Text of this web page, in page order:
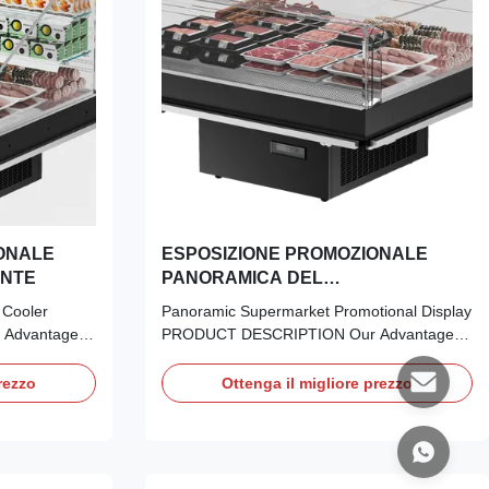
a
products,
ESPOSIZIONE PROMOZIONALE
PANORAMICA DEL
SUPERMERCATO
Panoramic Supermarket Promotional Display
PRODUCT DESCRIPTION Our Advantages:
Panoramic Visibility:​ Featuring a 4-sided
transparent design, offering customers a
360° unobstructed view of your products,
maximizing visual appeal. Hassle-Free
Operation:​ Equipped with an auto-
Ottenga il migliore prezzo